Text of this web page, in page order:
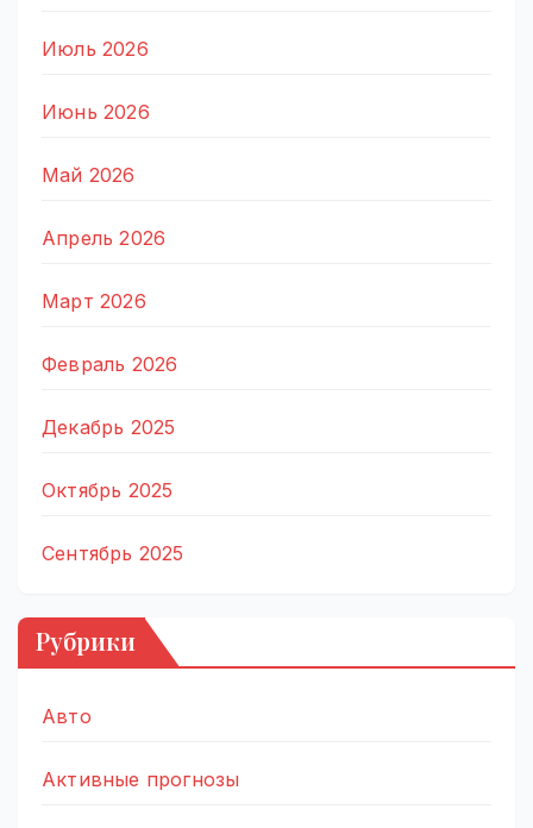
Июль 2026
Июнь 2026
Май 2026
Апрель 2026
Март 2026
Февраль 2026
Декабрь 2025
Октябрь 2025
Сентябрь 2025
Рубрики
Авто
Активные прогнозы